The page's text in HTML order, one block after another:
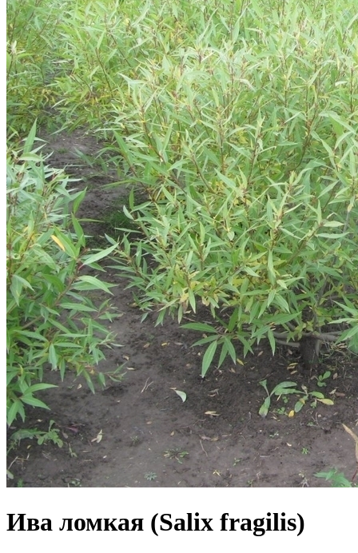
Ива ломкая (Salix fragilis)